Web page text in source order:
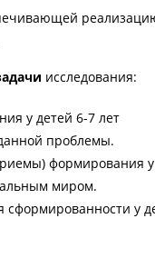
исследования:
у детей 6-7 лет
проблемы.
формирования
миром.
сформированности у